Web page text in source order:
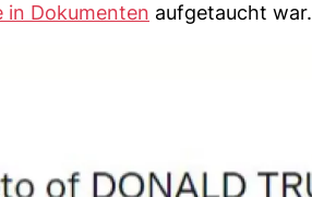
in Dokumenten aufgetaucht war.